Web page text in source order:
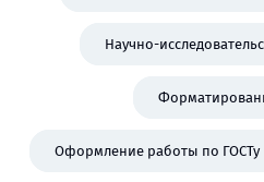
Научно-
Оформление работы по ГОСТу